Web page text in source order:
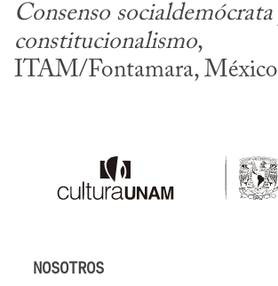
Consenso socialdemócrata
constitucionalismo,
ITAM/Fontamara,
NOSOTROS